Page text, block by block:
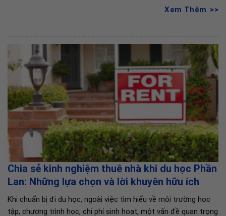
Xem Thêm
Chia sẻ kinh nghiệm thuê nhà khi du học Phần
Lan: Những lựa chọn và lời khuyên hữu ích
Khi chuẩn bị đi du học, ngoài việc tìm hiểu về môi trường học
tập, chương trình học, chi phí sinh hoạt, một vấn đề quan trọng